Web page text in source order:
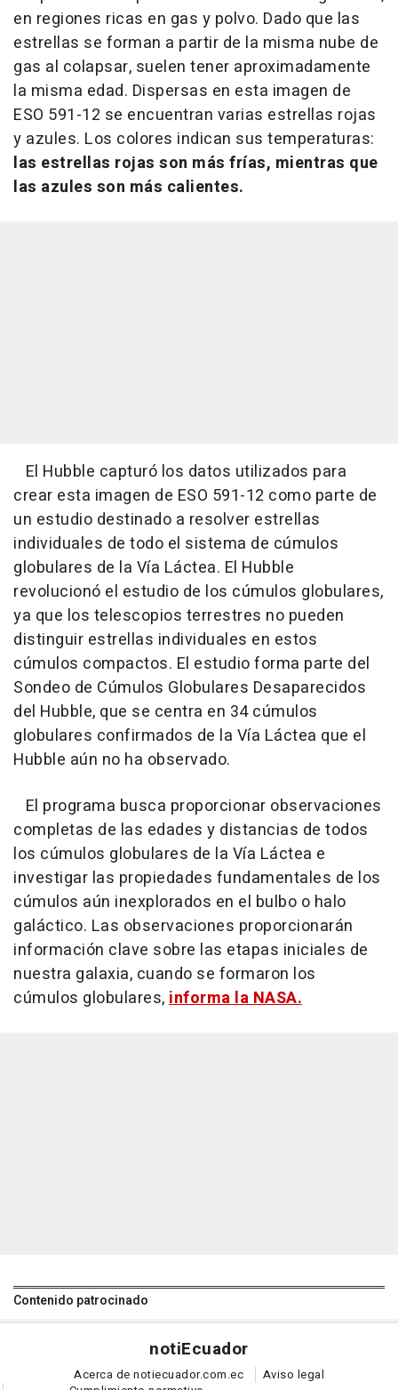
en regiones ricas en gas y polvo. Dado que las
estrellas se forman a partir de la misma nube de
gas al colapsar, suelen tener aproximadamente
la misma edad. Dispersas en esta imagen de
ESO 591-12 se encuentran varias estrellas rojas
y azules. Los colores indican sus temperaturas:
las estrellas rojas son más frías, mientras que
las azules son más calientes.
El Hubble capturó los datos utilizados para
crear esta imagen de ESO 591-12 como parte de
un estudio destinado a resolver estrellas
individuales de todo el sistema de cúmulos
globulares de la Vía Láctea. El Hubble
revolucionó el estudio de los cúmulos globulares,
ya que los telescopios terrestres no pueden
distinguir estrellas individuales en estos
cúmulos compactos. El estudio forma parte del
Sondeo de Cúmulos Globulares Desaparecidos
del Hubble, que se centra en 34 cúmulos
globulares confirmados de la Vía Láctea que el
Hubble aún no ha observado.
El programa busca proporcionar observaciones
completas de las edades y distancias de todos
los cúmulos globulares de la Vía Láctea e
investigar las propiedades fundamentales de los
cúmulos aún inexplorados en el bulbo o halo
galáctico. Las observaciones proporcionarán
información clave sobre las etapas iniciales de
nuestra galaxia, cuando se formaron los
cúmulos globulares,informa la NASA.
Contenido patrocinado
notiEcuador
Acerca de notiecuador.com.ec
Aviso legal